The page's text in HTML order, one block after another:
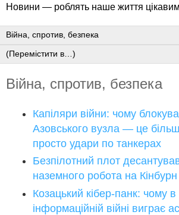
Новини — роблять наше життя
Війна, спротив, безпека
Капіляри війни: чому
Азовського вузла — це
просто удари по танкерах
Безпілотний плот
наземного робота на Кінбурн
Козацький кібер-панк: чому в
інформаційній війні виграє